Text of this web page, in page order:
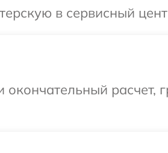
в сервисный
расчет,